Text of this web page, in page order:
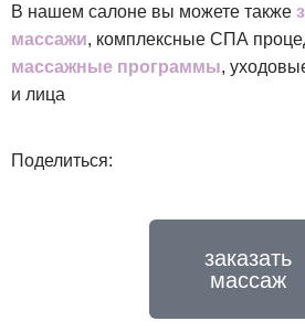
В нашем салоне вы можете также
массажи, комплексные СПА
массажные программы,
и лица
Поделиться:
заказать
массаж